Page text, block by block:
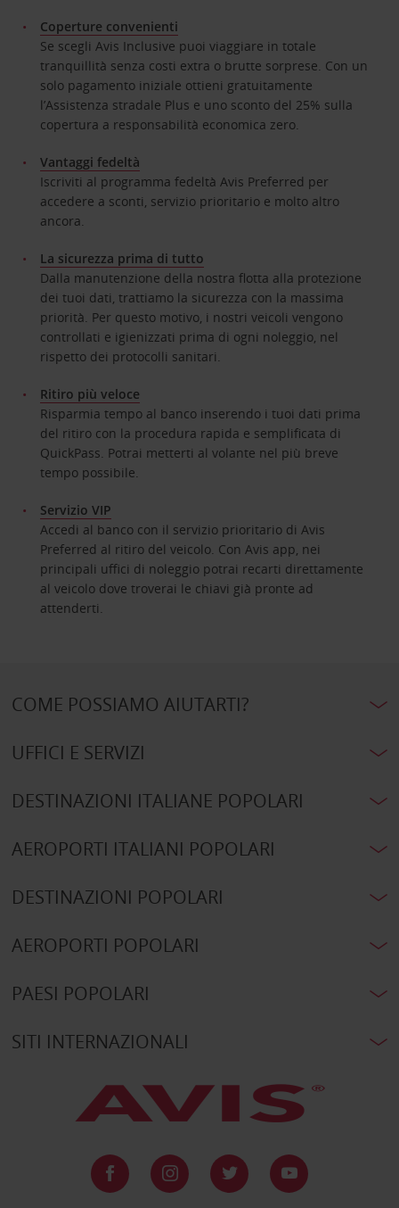
Coperture convenienti
Se scegli Avis Inclusive puoi viaggiare in totale
tranquillità senza costi extra o brutte sorprese. Con un
solo pagamento iniziale ottieni gratuitamente
l’Assistenza stradale Plus e uno sconto del 25% sulla
copertura a responsabilità economica zero.
Vantaggi fedeltà
Iscriviti al programma fedeltà Avis Preferred per
accedere a sconti, servizio prioritario e molto altro
ancora.
La sicurezza prima di tutto
Dalla manutenzione della nostra flotta alla protezione
dei tuoi dati, trattiamo la sicurezza con la massima
priorità. Per questo motivo, i nostri veicoli vengono
controllati e igienizzati prima di ogni noleggio, nel
rispetto dei protocolli sanitari.
Ritiro più veloce
Risparmia tempo al banco inserendo i tuoi dati prima
del ritiro con la procedura rapida e semplificata di
QuickPass. Potrai metterti al volante nel più breve
tempo possibile.
Servizio VIP
Accedi al banco con il servizio prioritario di Avis
Preferred al ritiro del veicolo. Con Avis app, nei
principali uffici di noleggio potrai recarti direttamente
al veicolo dove troverai le chiavi già pronte ad
attenderti.
COME POSSIAMO AIUTARTI?
UFFICI E SERVIZI
DESTINAZIONI ITALIANE POPOLARI
AEROPORTI ITALIANI POPOLARI
DESTINAZIONI POPOLARI
AEROPORTI POPOLARI
PAESI POPOLARI
SITI INTERNAZIONALI